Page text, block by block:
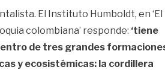
El Instituto Humboldt, en ‘El
colombiana’ responde: ‘tiene
de tres grandes
y ecosistémicas: la cordillera